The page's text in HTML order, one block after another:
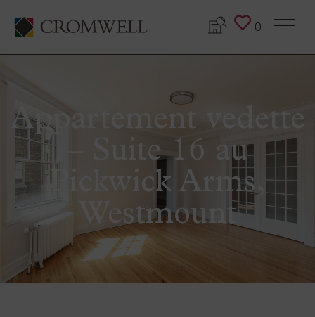
0
Appartement vedette
– Suite 16 au
Pickwick Arms,
Westmount